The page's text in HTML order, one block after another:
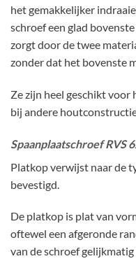
het gemakkelijker
schroef een glad
zorgt door de twee
zonder dat het bovenste
Ze zijn heel geschikt
bij andere
Spaanplaatschroef RVS
Platkop verwijst naar de
bevestigd.
De platkop is plat van
oftewel een afgeronde
van de schroef